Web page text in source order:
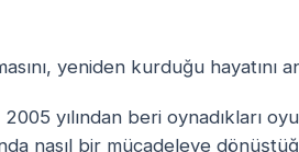
yeniden kurduğu hayatını
yılından beri oynadıkları
nasıl bir mücadeleye